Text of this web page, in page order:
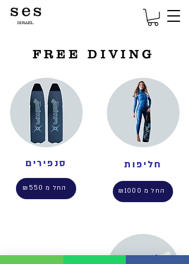
s e s
ISRAEL
FREE DIVING
חליפות
החל מ ₪1000
סנפירים
החל מ ₪550